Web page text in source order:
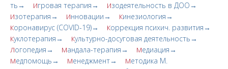
ть→
Игровая терапия→ Изодеятельность в ДОО→
Изотерапия→ Инновации→ Кинезиология→
Коронавирус (COVID-19)→ Коррекция психич. развития→
Куклотерапия→ Культурно-досуговая деятельность→
Логопедия→ Мандала-терапия→ Медиация→
Медпомощь→ Менеджмент→ Методика М.